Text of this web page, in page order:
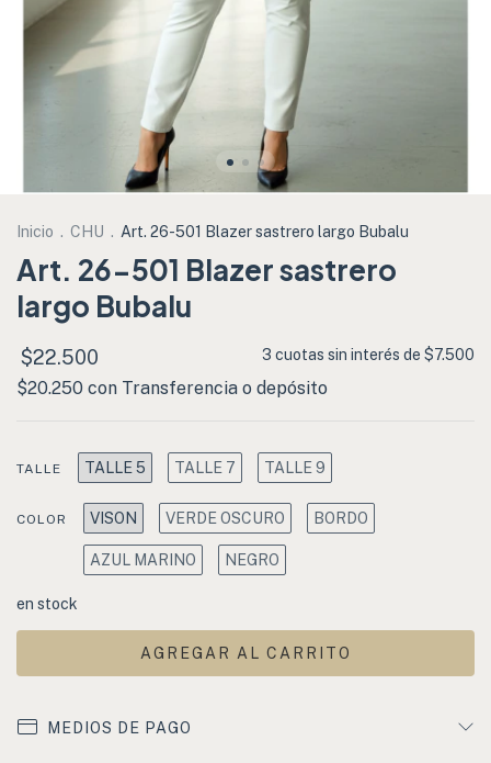
Inicio . CHU . Art. 26-501 Blazer sastrero largo Bubalu
Art. 26-501 Blazer sastrero
largo Bubalu
$22.500 3 cuotas sin interés de $7.500
$20.250 con Transferencia o depósito
TALLE TALLE 5 TALLE 7 TALLE 9
COLOR VISON VERDE OSCURO BORDO
AZUL MARINO NEGRO
en stock
MEDIOS DE PAGO